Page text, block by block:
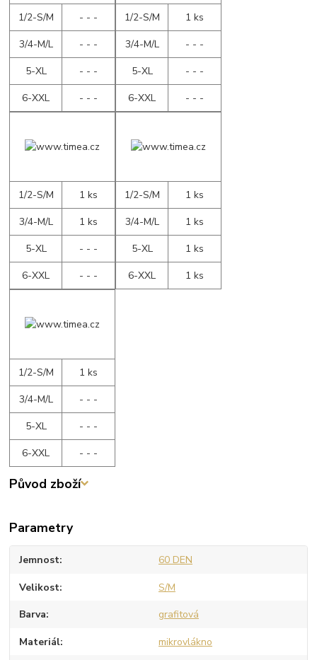
1/2-S/M
- - -
3/4-M/L
- - -
5-XL
- - -
6-XXL
- - -
1/2-S/M
1 ks
3/4-M/L
- - -
5-XL
- - -
6-XXL
- - -
1/2-S/M
1 ks
3/4-M/L
1 ks
5-XL
- - -
6-XXL
- - -
1/2-S/M
1 ks
3/4-M/L
1 ks
5-XL
1 ks
6-XXL
1 ks
1/2-S/M
1 ks
3/4-M/L
- - -
5-XL
- - -
6-XXL
- - -
Původ zboží
Parametry
Jemnost 60 DEN
Velikost S/M
Barva grafitová
Materiál mikrovlákno